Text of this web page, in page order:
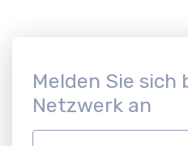
Melden Sie sich
Netzwerk an